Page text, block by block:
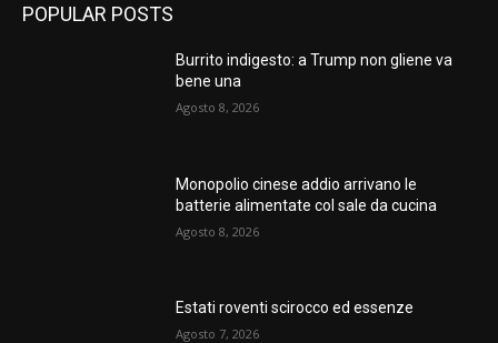
POPULAR POSTS
Burrito indigesto: a Trump non gliene va
bene una
Agosto 8, 2026
Monopolio cinese addio arrivano le
batterie alimentate col sale da cucina
Agosto 8, 2026
Estati roventi scirocco ed essenze
Agosto 7, 2026